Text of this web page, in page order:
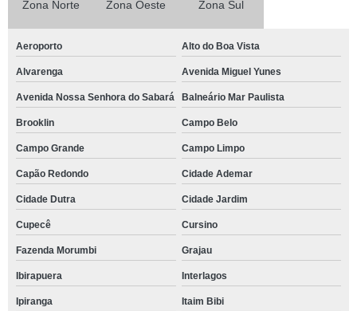
Zona Norte Zona Oeste Zona Sul
Aeroporto Alto do Boa Vista
Alvarenga Avenida Miguel Yunes
Avenida Nossa Senhora do Sabará Balneário Mar Paulista
Brooklin Campo Belo
Campo Grande Campo Limpo
Capão Redondo Cidade Ademar
Cidade Dutra Cidade Jardim
Cupecê Cursino
Fazenda Morumbi Grajau
Ibirapuera Interlagos
Ipiranga Itaim Bibi